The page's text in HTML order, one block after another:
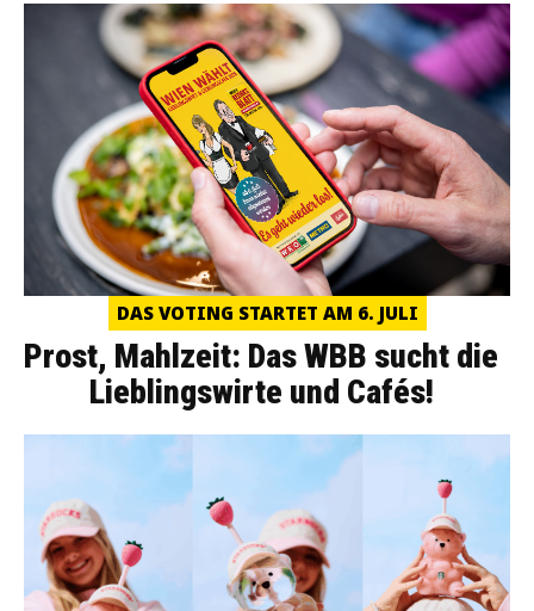
DAS VOTING STARTET AM 6. JULI
Prost, Mahlzeit: Das WBB sucht die
Lieblingswirte und Cafés!